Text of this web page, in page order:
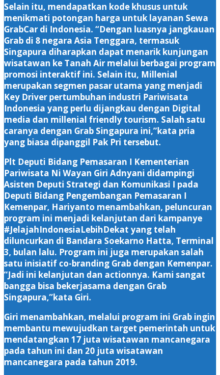
Selain itu, mendapatkan kode khusus untuk
menikmati potongan harga untuk layanan Sewa
GrabCar di Indonesia. “Dengan luasnya jangkauan
Grab di 8 negara Asia Tenggara, termasuk
Singapura diharapkan dapat menarik kunjungan
wisatawan ke Tanah Air melalui berbagai program
promosi interaktif ini. Selain itu, Millenial
merupakan segmen pasar utama yang menjadi
Key Driver pertumbuhan industri Pariwisata
Indonesia yang perlu dijangkau dengan Digital
media dan millenial friendly tourism. Salah satu
caranya dengan Grab Singapura ini,”kata pria
yang biasa dipanggil Pak Pri tersebut.
Plt Deputi Bidang Pemasaran I Kementerian
Pariwisata Ni Wayan Giri Adnyani didampingi
Asisten Deputi Strategi dan Komunikasi I pada
Deputi Bidang Pengembangan Pemasaran I
Kemenpar, Hariyanto menambahkan, peluncuran
program ini menjadi kelanjutan dari kampanye
#JelajahIndonesiaLebihDekat yang telah
diluncurkan di Bandara Soekarno Hatta, Terminal
3, bulan lalu. Program ini juga merupakan salah
satu inisiatif co-branding Grab dengan Kemenpar.
“Jadi ini kelanjutan dan actionnya. Kami sangat
bangga bisa bekerjasama dengan Grab
Singapura,”kata Giri.
Giri menambahkan, melalui program ini Grab ingin
membantu mewujudkan target pemerintah untuk
mendatangkan 17 juta wisatawan mancanegara
pada tahun ini dan 20 juta wisatawan
mancanegara pada tahun 2019.